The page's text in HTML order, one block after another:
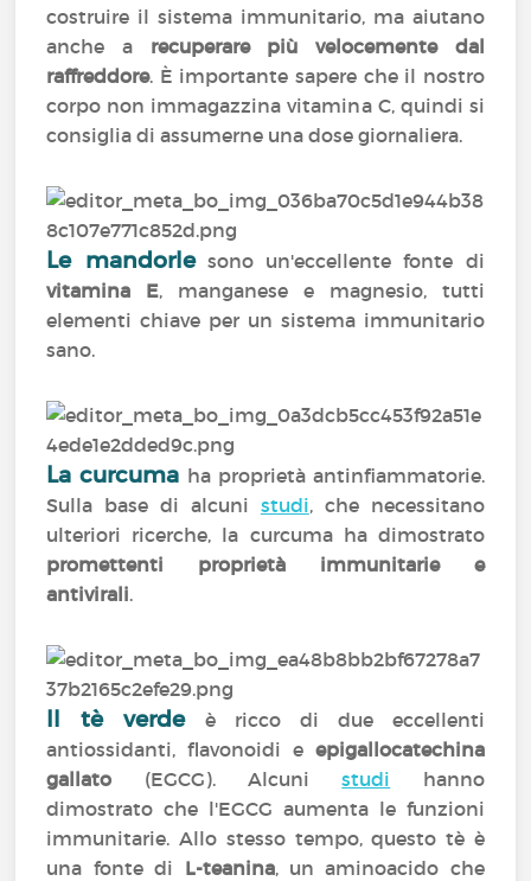
costruire il sistema immunitario, ma aiutano
anche a recuperare più velocemente dal
raffreddore. È importante sapere che il nostro
corpo non immagazzina vitamina C, quindi si
consiglia di assumerne una dose giornaliera.
Le mandorlesono un'eccellente fonte di
vitamina E, manganese e magnesio, tutti
elementi chiave per un sistema immunitario
sano.
La curcuma ha proprietà antinfiammatorie.
Sulla base di alcuni studi, che necessitano
ulteriori ricerche, la curcuma ha dimostrato
promettenti proprietà immunitarie e
antivirali.
Il tè verdeè ricco di due eccellenti
antiossidanti, flavonoidi e epigallocatechina
gallato (EGCG). Alcunistudi hanno
dimostrato che l'EGCG aumenta le funzioni
immunitarie. Allo stesso tempo, questo tè è
una fonte di L-teanina, un aminoacido che